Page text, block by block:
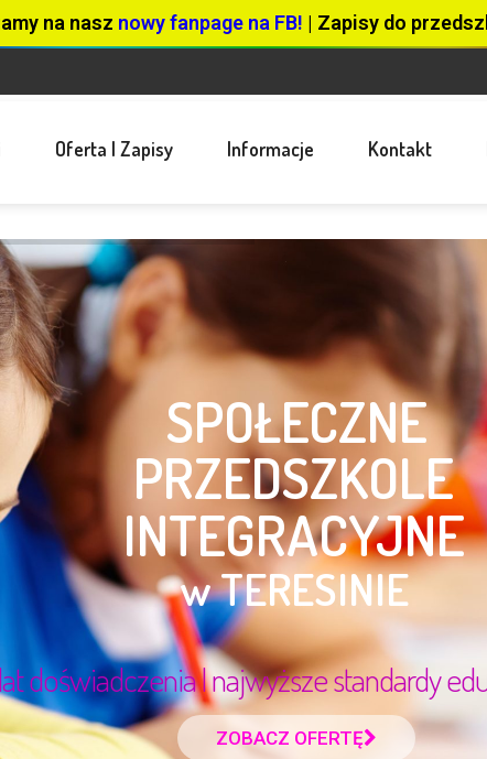
na nasz nowy fanpage na FB! | Zapisy do
Oferta I Zapisy Informacje Kontakt